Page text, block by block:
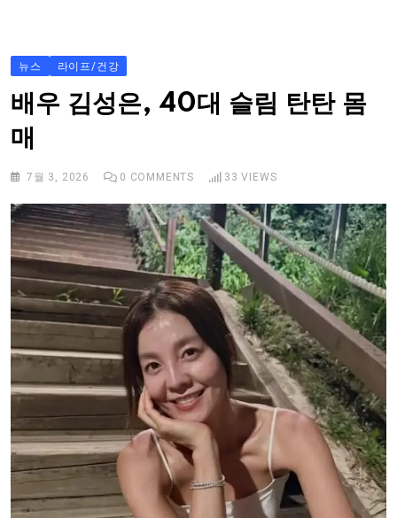
뉴스 라이프/건강
배우 김성은, 40대 슬림 탄탄 몸
매
7월 3, 2026 0 COMMENTS 33 VIEWS